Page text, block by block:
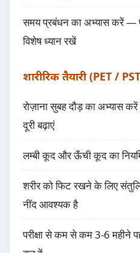
समय प्रबंधन का अभ्यास करें —
विशेष ध्यान रखें
शारीरिक तैयारी (PET /
रोज़ाना सुबह दौड़ का अभ्यास
दूरी बढ़ाएं
लम्बी कूद और ऊँची कूद का
शरीर को फिट रखने के लिए
नींद आवश्यक है
परीक्षा से कम से कम 3-6 महीने